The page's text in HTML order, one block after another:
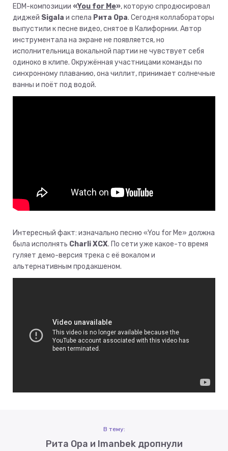
EDM-композиции «You for Me», которую спродюсировал
диджей Sigala и спела Рита Ора. Сегодня коллабораторы
выпустили к песне видео, снятое в Калифорнии. Автор
инструментала на экране не появляется, но
исполнительница вокальной партии не чувствует себя
одиноко в клипе. Окружённая участницами команды по
синхронному плаванию, она чиллит, принимает солнечные
ванны и поёт под водой.
Интересный факт: изначально песню «You for Me» должна
была исполнять Charli XCX. По сети уже какое-то время
гуляет демо-версия трека с её вокалом и
альтернативным продакшеном.
В тему:
Рита Ора и Imanbek дропнули